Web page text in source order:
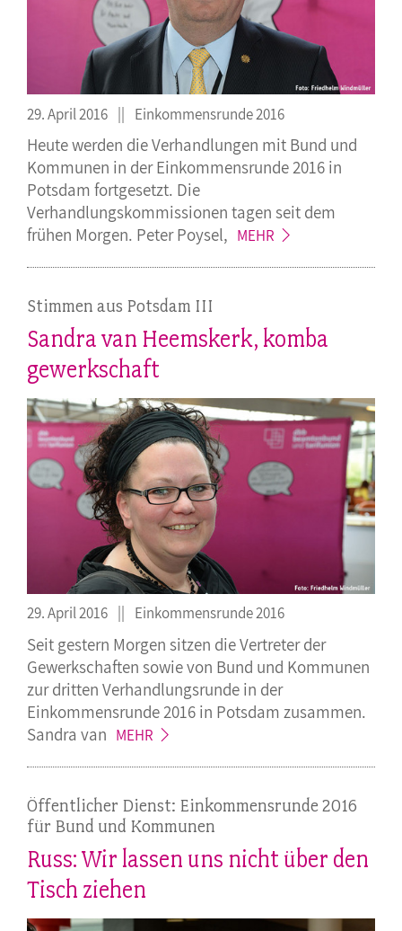
29. April 2016 Einkommensrunde 2016
Heute werden die Verhandlungen mit Bund und
Kommunen in der Einkommensrunde 2016 in
Potsdam fortgesetzt. Die
Verhandlungskommissionen tagen seit dem
frühen Morgen. PeterPoysel, MEHR
Stimmen aus Potsdam III
Sandra van Heemskerk, komba
gewerkschaft
29. April 2016 Einkommensrunde 2016
Seit gestern Morgen sitzen die Vertreter der
Gewerkschaften sowie von Bund und Kommunen
zur dritten Verhandlungsrunde in der
Einkommensrunde 2016 in Potsdam zusammen.
Sandra van MEHR
Öffentlicher Dienst: Einkommensrunde 2016
für Bund und Kommunen
Russ: Wir lassen uns nicht über den
Tisch ziehen